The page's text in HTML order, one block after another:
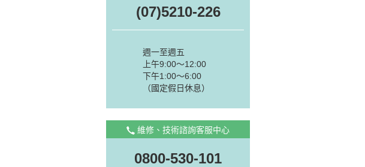
(07)5210-226
週一至週五
上午9:00～12:00
下午1:00～6:00
（國定假日休息）
維修、技術諮詢客服中心
0800-530-101